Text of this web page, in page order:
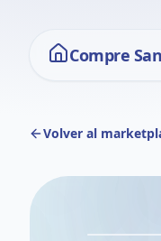
Compre
Volver al